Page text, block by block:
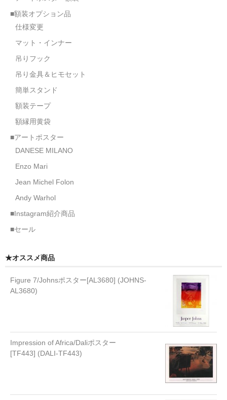
■額装オプション品
仕様変更
マット・インナー
吊りフック
吊り金具＆ヒモセット
簡単スタンド
額装テープ
額縁用黄袋
■アートポスター
DANESE MILANO
Enzo Mari
Jean Michel Folon
Andy Warhol
■Instagram紹介商品
■セール
★オススメ商品
Figure 7/Johnsポスター[AL3680] (JOHNS-
AL3680)
Impression of Africa/Daliポスター
[TF443] (DALI-TF443)